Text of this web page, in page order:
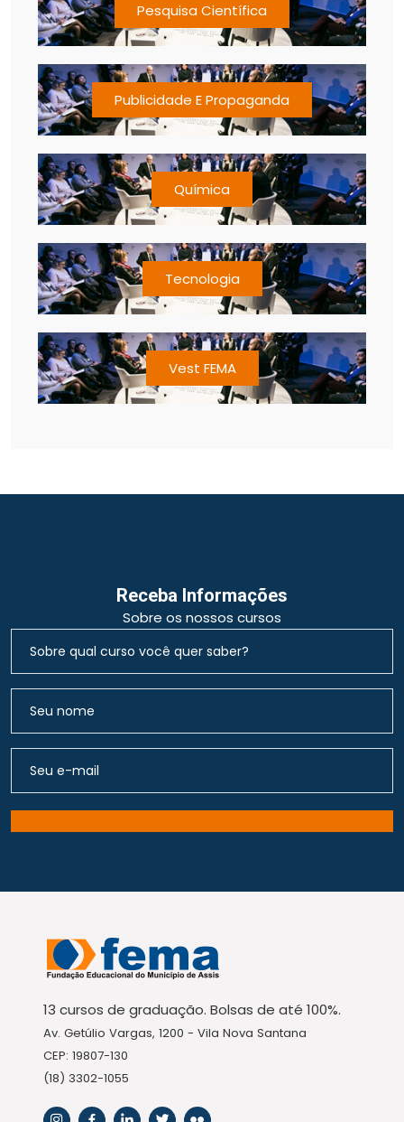
Pesquisa Científica
Publicidade E Propaganda
Química
Tecnologia
Vest FEMA
Receba Informações
Sobre os nossos cursos
13 cursos de graduação. Bolsas de até 100%.
Av. Getúlio Vargas, 1200 - Vila Nova Santana
CEP: 19807-130
(18) 3302-1055